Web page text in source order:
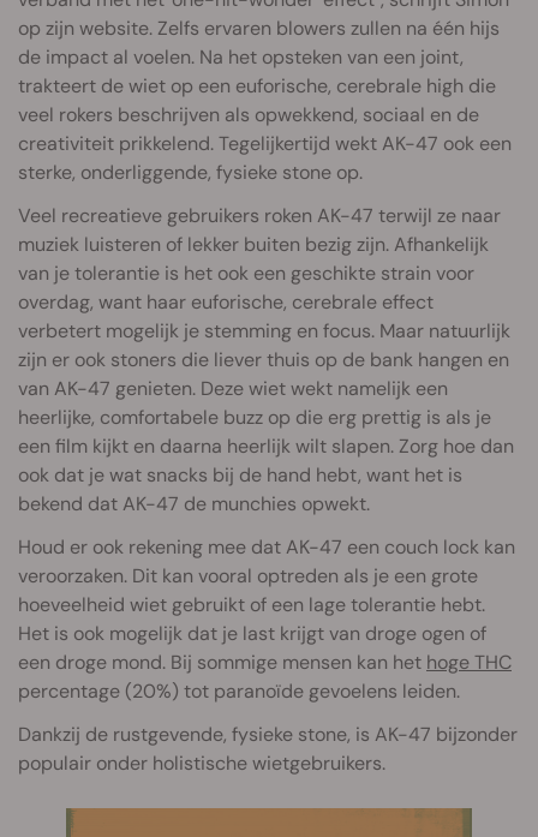
op zijn website. Zelfs ervaren blowers zullen na één hijs
de impact al voelen. Na het opsteken van een joint,
trakteert de wiet op een euforische, cerebrale high die
veel rokers beschrijven als opwekkend, sociaal en de
creativiteit prikkelend. Tegelijkertijd wekt AK-47 ook een
sterke, onderliggende, fysieke stone op.
Veel recreatieve gebruikers roken AK-47 terwijl ze naar
muziek luisteren of lekker buiten bezig zijn. Afhankelijk
van je tolerantie is het ook een geschikte strain voor
overdag, want haar euforische, cerebrale effect
verbetert mogelijk je stemming en focus. Maar natuurlijk
zijn er ook stoners die liever thuis op de bank hangen en
van AK-47 genieten. Deze wiet wekt namelijk een
heerlijke, comfortabele buzz op die erg prettig is als je
een film kijkt en daarna heerlijk wilt slapen. Zorg hoe dan
ook dat je wat snacks bij de hand hebt, want het is
bekend dat AK-47 de munchies opwekt.
Houd er ook rekening mee dat AK-47 een couch lock kan
veroorzaken. Dit kan vooral optreden als je een grote
hoeveelheid wiet gebruikt of een lage tolerantie hebt.
Het is ook mogelijk dat je last krijgt van droge ogen of
een droge mond. Bij sommige mensen kan het hoge THC
percentage (20%) tot paranoïde gevoelens leiden.
Dankzij de rustgevende, fysieke stone, is AK-47 bijzonder
populair onder holistische wietgebruikers.